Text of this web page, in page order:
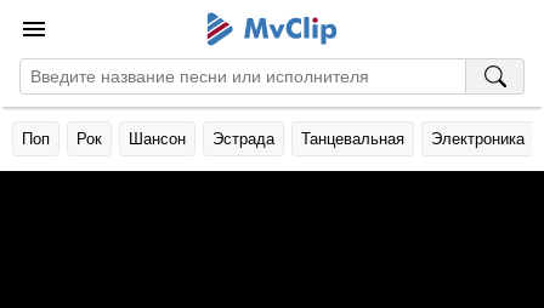
Поп Рок Шансон Эстрада Танцевальная Электроника